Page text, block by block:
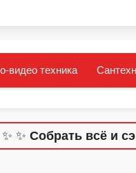
видео техника
всё и